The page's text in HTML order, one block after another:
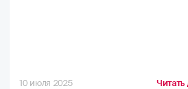
10 июля 2025